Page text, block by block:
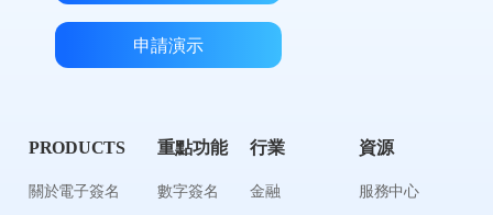
申請演示
PRODUCTS
關於電子簽名
重點功能
數字簽名
行業
金融
資源
服務中心